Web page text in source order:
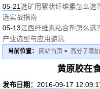
05-21选矿用絮状纤维素怎么选
选实战指南
05-13江西纤维素粘合剂怎么选
产业选型与应用避坑
当前位置： 网站首页 > 高分子添加
黄原胶在
发布日期： 2016-09-17